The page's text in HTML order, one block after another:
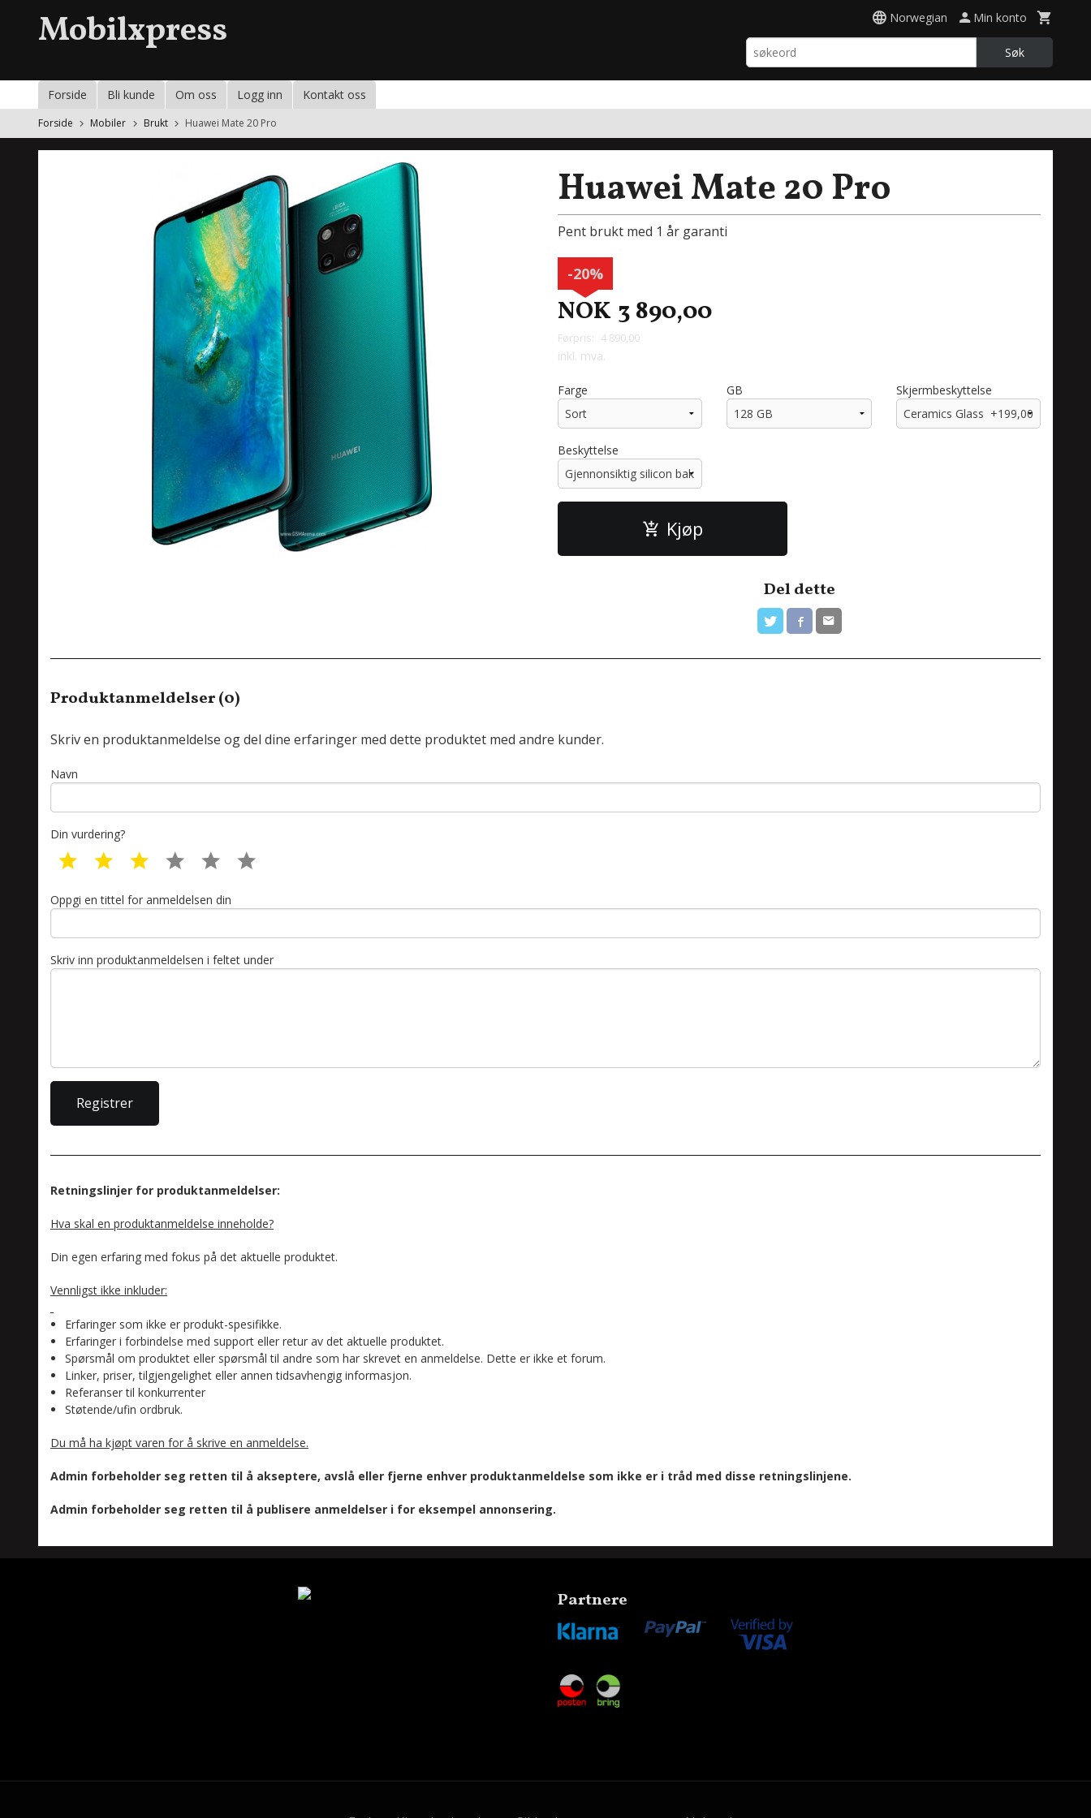
Mobilxpress Norwegian Min konto
Søk
Forside Bli kunde Om oss Logg inn Kontakt oss
Forside Mobiler Brukt Huawei Mate 20 Pro
Huawei Mate 20 Pro
Pent brukt med 1 år garanti
NOK 3 890,00
Førpris: 4 890,00
Rabatt
-20%
inkl. mva.
Farge GB Skjermbeskyttelse
Beskyttelse
Kjøp
Del dette
Produktanmeldelser (0)
Skriv en produktanmeldelse og del dine erfaringer med dette produktet med andre kunder.
Navn
Din vurdering?
1 star 2 star 3 star 4 star 5 star
Oppgi en tittel for anmeldelsen din
Skriv inn produktanmeldelsen i feltet under
Retningslinjer for produktanmeldelser:
Hva skal en produktanmeldelse inneholde?
Din egen erfaring med fokus på det aktuelle produktet.
Vennligst ikke inkluder:
Erfaringer som ikke er produkt-spesifikke.
Erfaringer i forbindelse med support eller retur av det aktuelle produktet.
Spørsmål om produktet eller spørsmål til andre som har skrevet en anmeldelse. Dette er ikke et forum.
Linker, priser, tilgjengelighet eller annen tidsavhengig informasjon.
Referanser til konkurrenter
Støtende/ufin ordbruk.
Du må ha kjøpt varen for å skrive en anmeldelse.
Admin forbeholder seg retten til å akseptere, avslå eller fjerne enhver produktanmeldelse som ikke er i tråd med disse retningslinjene.
Admin forbeholder seg retten til å publisere anmeldelser i for eksempel annonsering.
Partnere